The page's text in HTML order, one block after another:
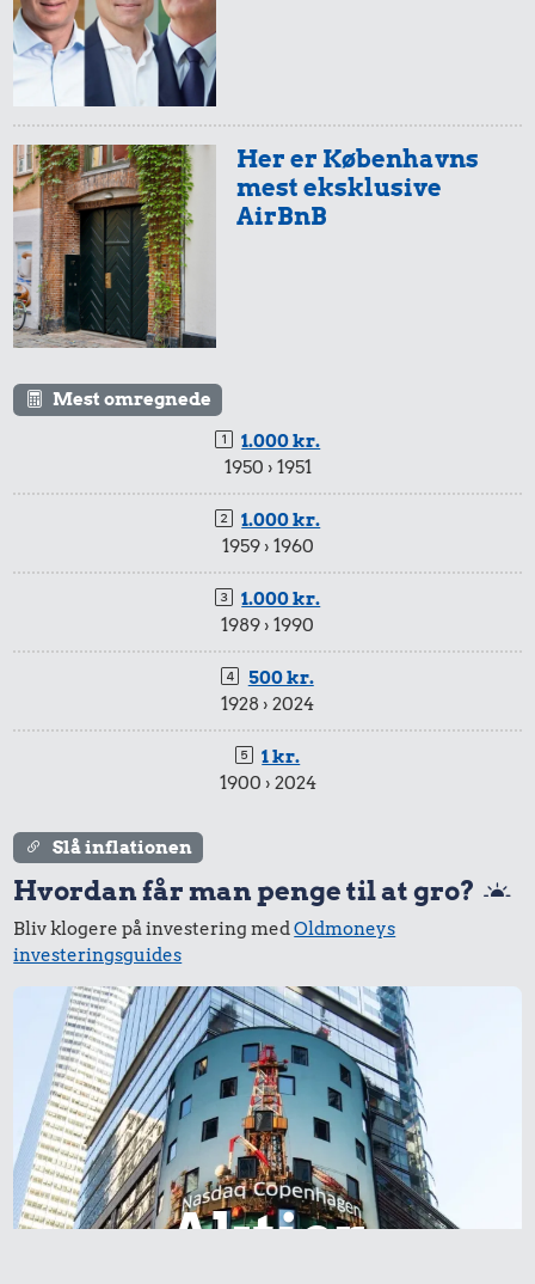
Her er Københavns
mest eksklusive
AirBnB
Mest omregnede
1.000 kr.
1950 › 1951
1.000 kr.
1959 › 1960
1.000 kr.
1989 › 1990
500 kr.
1928 › 2024
1 kr.
1900 › 2024
Slå inflationen
Hvordan får man penge til at gro?
Bliv klogere på investering medOldmoneys
investeringsguides
Aktier